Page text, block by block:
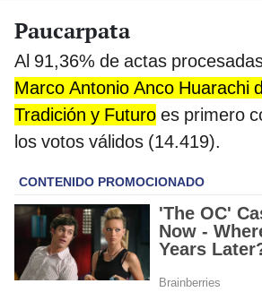
Paucarpata
Al 91,36% de actas
Marco Antonio Anco Huarachi
Tradición y Futuro es primero
los votos válidos (14.419).